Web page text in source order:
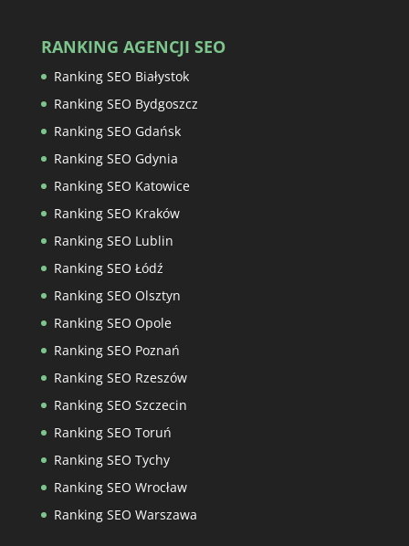
RANKING AGENCJI SEO
Ranking SEO Białystok
Ranking SEO Bydgoszcz
Ranking SEO Gdańsk
Ranking SEO Gdynia
Ranking SEO Katowice
Ranking SEO Kraków
Ranking SEO Lublin
Ranking SEO Łódź
Ranking SEO Olsztyn
Ranking SEO Opole
Ranking SEO Poznań
Ranking SEO Rzeszów
Ranking SEO Szczecin
Ranking SEO Toruń
Ranking SEO Tychy
Ranking SEO Wrocław
Ranking SEO Warszawa